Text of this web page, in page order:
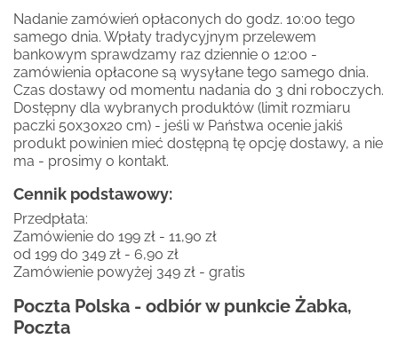
Nadanie zamówień opłaconych do godz. 10:00 tego
samego dnia. Wpłaty tradycyjnym przelewem
bankowym sprawdzamy raz dziennie o 12:00 -
zamówienia opłacone są wysyłane tego samego dnia.
Czas dostawy od momentu nadania do 3 dni roboczych.
Dostępny dla wybranych produktów (limit rozmiaru
paczki 50x30x20 cm) - jeśli w Państwa ocenie jakiś
produkt powinien mieć dostępną tę opcję dostawy, a nie
ma - prosimy o kontakt.
Cennik podstawowy:
Przedpłata:
Zamówienie do 199 zł - 11,90 zł
od 199 do 349 zł - 6,90 zł
Zamówienie powyżej 349 zł - gratis
Poczta Polska - odbiór w punkcie Żabka,
Poczta